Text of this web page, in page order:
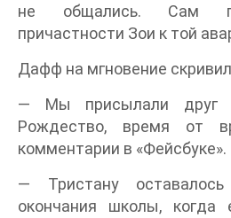
не общались. Сам
причастности Зои к той
Дафф на мгновение
— Мы присылали друг
Рождество, время от
комментарии в
— Тристану
окончания школы, когда